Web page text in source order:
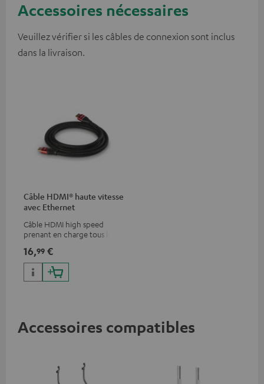
Accessoires nécessaires
Veuillez vérifier si les câbles de connexion sont inclus
dans la livraison.
Câble HDMI® haute vitesse
avec Ethernet
Câble HDMI high speed
prenant en charge tous les
50/60p et 4K 3D
16,99 €
Accessoires compatibles